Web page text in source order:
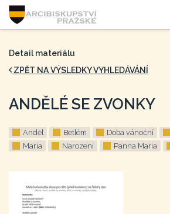
Detail materiálu
ZPĚT NA VÝSLEDKY VYHLEDÁVÁNÍ
ANDĚLÉ SE ZVONKY
Anděl Betlém Doba vánoční
Maria
Narození Panna Maria